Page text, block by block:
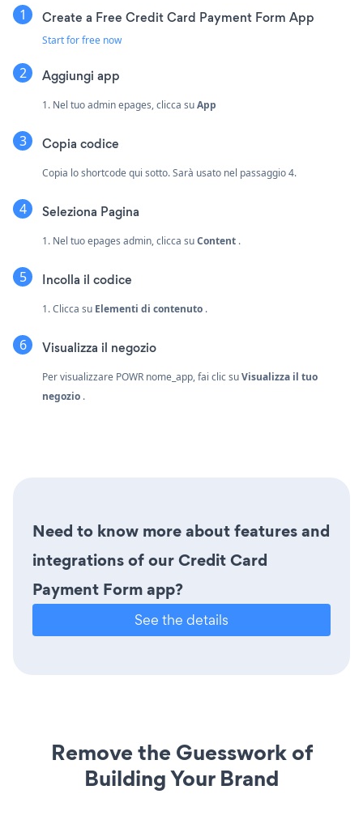
Create a Free Credit Card Payment Form App
Start for free now
Aggiungi app
1. Nel tuo admin epages, clicca suApp
Copia codice
Copia lo shortcode qui sotto. Sarà usato nel passaggio 4.
Seleziona Pagina
1. Nel tuo epages admin, clicca suContent .
Incolla il codice
1. Clicca su Elementi di contenuto .
Visualizza il negozio
Per visualizzare POWR nome_app, fai clic suVisualizza il tuo
negozio .
Need to know more about features and
integrations of our Credit Card
Payment Form app?
See the details
Remove the Guesswork of
Building Your Brand